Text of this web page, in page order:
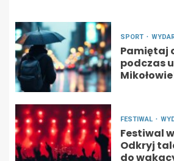
SPORT
Pamiętaj
podczas
FESTIWAL
Festiwal
Odkryj
do